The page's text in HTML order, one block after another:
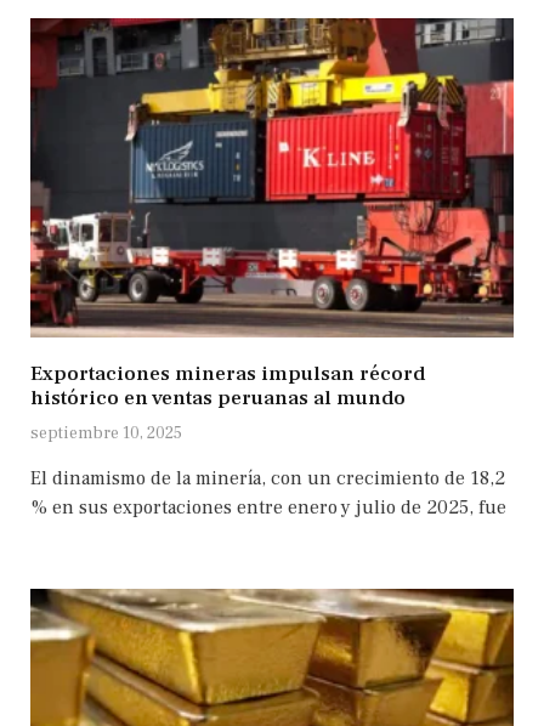
Exportaciones mineras impulsan récord
histórico en ventas peruanas al mundo
septiembre 10, 2025
El dinamismo de la minería, con un crecimiento de 18,2
% en sus exportaciones entre enero y julio de 2025, fue